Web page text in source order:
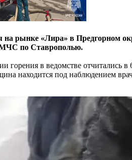
на рынке «Лира» в Предгорном
по Ставрополью.
горения в ведомстве отчитались
находится под наблюдением